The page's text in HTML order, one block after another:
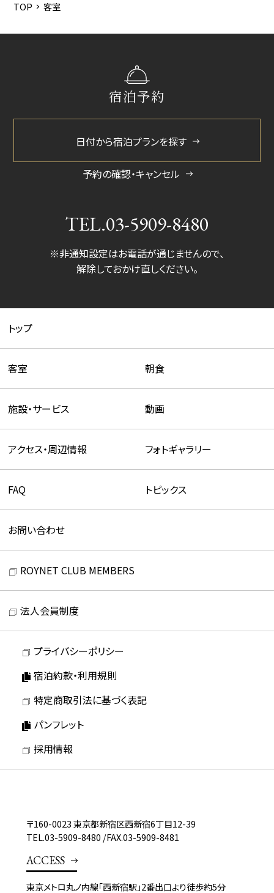
シングル / ダブル
ユニットバス
特徴
【ReFa美容アイテム】
わり仕上げる)・SCALPモード(頭皮用)で頭皮を守り、しっと
※ベビーベッド設置不可
問い合わせください。
共通客室設備・アメニティ
TOP 客室
宿泊予約
日付から宿泊プランを探す
TEL.03-5909-8480
トップ
客室 朝食
施設・サービス 動画
アクセス・周辺情報 フォトギャラリー
FAQ トピックス
お問い合わせ
ROYNET CLUB MEMBERS
法人会員制度
プライバシーポリシー
宿泊約款・利用規則
特定商取引法に基づく表記
パンフレット
採用情報
TEL.03-5909-8480
ACCESS